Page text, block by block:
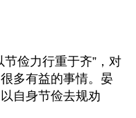
俭力行重于齐”，对
多有益的事情。晏
自身节俭去规劝